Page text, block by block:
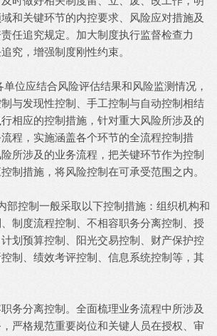
和关键环节的内控要求、风险应对措施及
任追究规定。加大制度执行监督检查力
究，增强制度刚性约束。
单位应结合风险评估结果和风险监测情况，
与发现性控制、手工控制与自动控制相结
相应的控制措施，针对重大风险所涉及的
程，实施涵盖各个环节的全流程控制措
所涉及的业务流程，把关键环节作为控制
制措施，将风险控制在可承受范围之内。
部控制一般采取以下控制措施：组织机构和
制度流程控制、不相容职务分离控制、授
划预算控制、阳光交易控制、财产保护控
制、绩效考评控制、信息系统控制等，其
职务分离控制。全面梳理业务流程中所涉及
严格规范重要岗位和关键人员在授权、审